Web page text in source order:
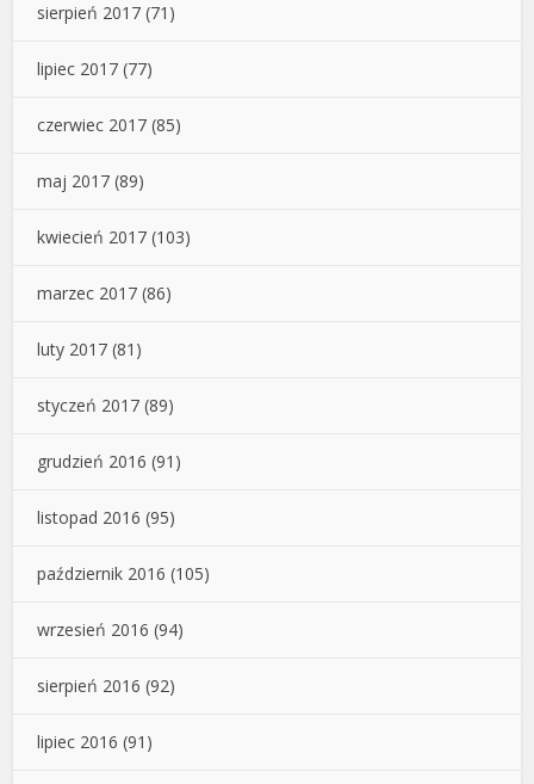
sierpień 2017 (71)
lipiec 2017 (77)
czerwiec 2017 (85)
maj 2017 (89)
kwiecień 2017 (103)
marzec 2017 (86)
luty 2017 (81)
styczeń 2017 (89)
grudzień 2016 (91)
listopad 2016 (95)
październik 2016 (105)
wrzesień 2016 (94)
sierpień 2016 (92)
lipiec 2016 (91)